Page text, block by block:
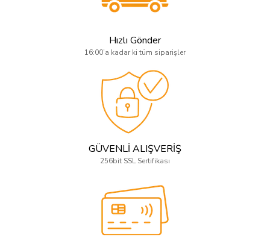
Hızlı Gönder
16:00’a kadar ki tüm siparişler
GÜVENLİ ALIŞVERİŞ
256bit SSL Sertifikası